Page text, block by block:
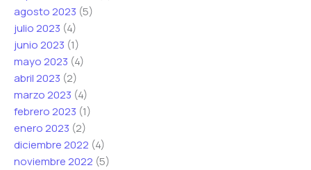
agosto 2023 (5)
julio 2023 (4)
junio 2023 (1)
mayo 2023 (4)
abril 2023 (2)
marzo 2023 (4)
febrero 2023 (1)
enero 2023 (2)
diciembre 2022 (4)
noviembre 2022 (5)